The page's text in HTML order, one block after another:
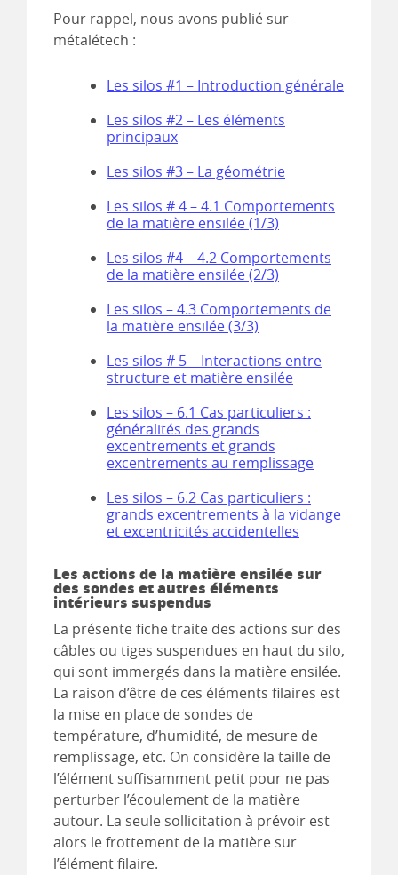
Pour rappel, nous avons publié sur
métalétech :
Les silos #1 – Introduction générale
Les silos #2 – Les éléments
principaux
Les silos #3 – La géométrie
Les silos # 4 – 4.1 Comportements
de la matière ensilée (1/3)
Les silos #4 – 4.2 Comportements
de la matière ensilée (2/3)
Les silos – 4.3 Comportements de
la matière ensilée (3/3)
Les silos # 5 – Interactions entre
structure et matière ensilée
Les silos – 6.1 Cas particuliers :
généralités des grands
excentrements et grands
excentrements au remplissage
Les silos – 6.2 Cas particuliers :
grands excentrements à la vidange
et excentricités accidentelles
Les actions de la matière ensilée sur
des sondes et autres éléments
intérieurs suspendus
La présente fiche traite des actions sur des
câbles ou tiges suspendues en haut du silo,
qui sont immergés dans la matière ensilée.
La raison d’être de ces éléments filaires est
la mise en place de sondes de
température, d’humidité, de mesure de
remplissage, etc. On considère la taille de
l’élément suffisamment petit pour ne pas
perturber l’écoulement de la matière
autour. La seule sollicitation à prévoir est
alors le frottement de la matière sur
l’élément filaire.